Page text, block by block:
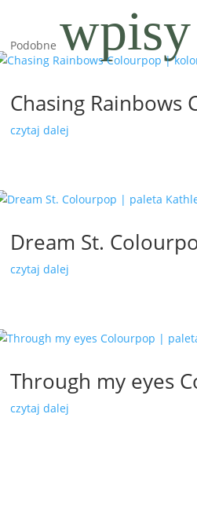
Podobne wpisy
Chasing
czytaj dalej
Dream St.
czytaj dalej
Through my eyes
czytaj dalej